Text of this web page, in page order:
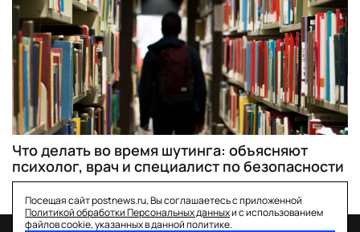
Что делать во время шутинга: объясняют
психолог, врач и специалист по безопасности
Посещая сайт postnews.ru, Вы соглашаетесь с приложенной
Политикой обработки Персональных данныхи с использованием
файлов cookie, указанных в данной политике.